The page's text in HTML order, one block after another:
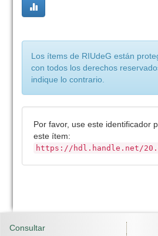
Los ítems de RIUdeG están
con todos los derechos
indique lo contrario.
Por favor, use este identificador
este ítem:
https://hdl.handle.net/
Consultar